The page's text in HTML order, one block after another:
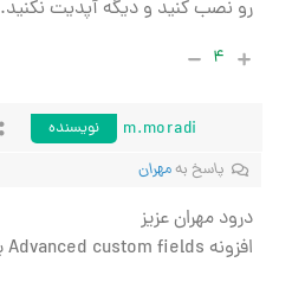
رو نصب کنید و دیگه آپدیت نکنید.
۴
m.moradi
نویسنده
پاسخ بهمهران
درود مهران عزیز
افزونه Advanced custom fields بروزرسانی شد.